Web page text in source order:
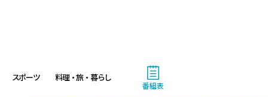
スポーツ 料理・旅・暮らし
番組表
9:55